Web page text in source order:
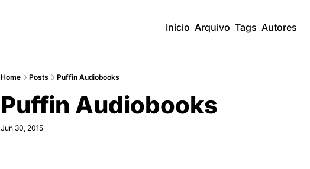
Início Arquivo Tags Autores
Home Posts Puffin Audiobooks
Puffin Audiobooks
Jun 30, 2015